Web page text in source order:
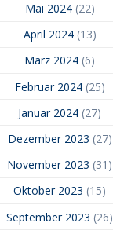
Mai 2024(22)
April 2024(13)
März 2024 (6)
Februar 2024(25)
Januar 2024 (27)
Dezember 2023 (27)
November 2023 (31)
Oktober 2023 (15)
September 2023 (26)